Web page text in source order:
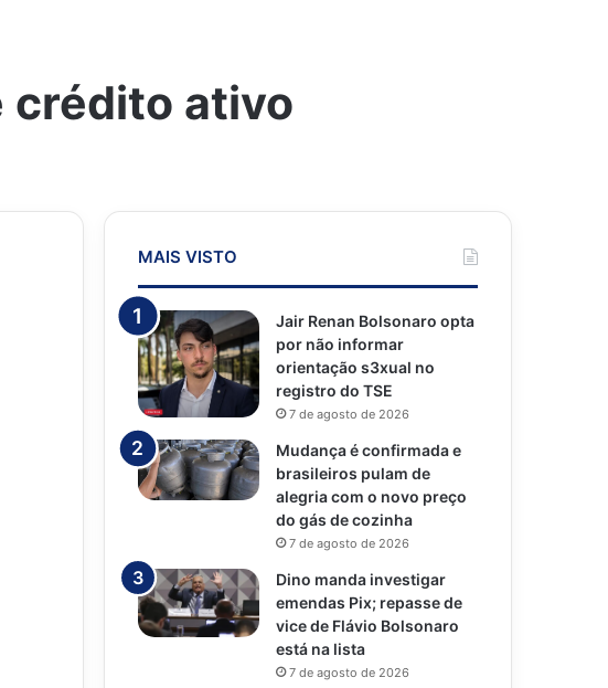
crédito ativo
MAIS VISTO
Jair Renan Bolsonaro opta
por não informar
orientação s3xual no
registro do TSE
7 de agosto de 2026
Mudança é confirmada e
brasileiros pulam de
alegria com o novo preço
do gás de cozinha
7 de agosto de 2026
Dino manda investigar
emendas Pix; repasse de
vice de Flávio Bolsonaro
está na lista
7 de agosto de 2026